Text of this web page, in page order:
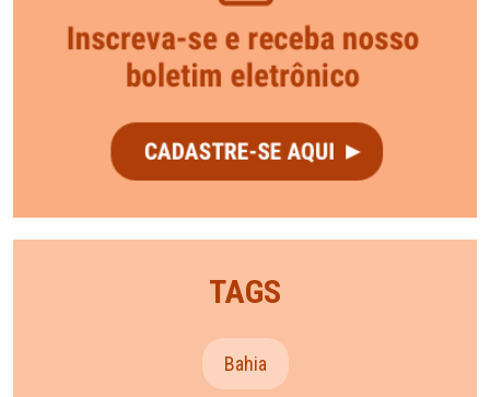
TAGS
Bahia